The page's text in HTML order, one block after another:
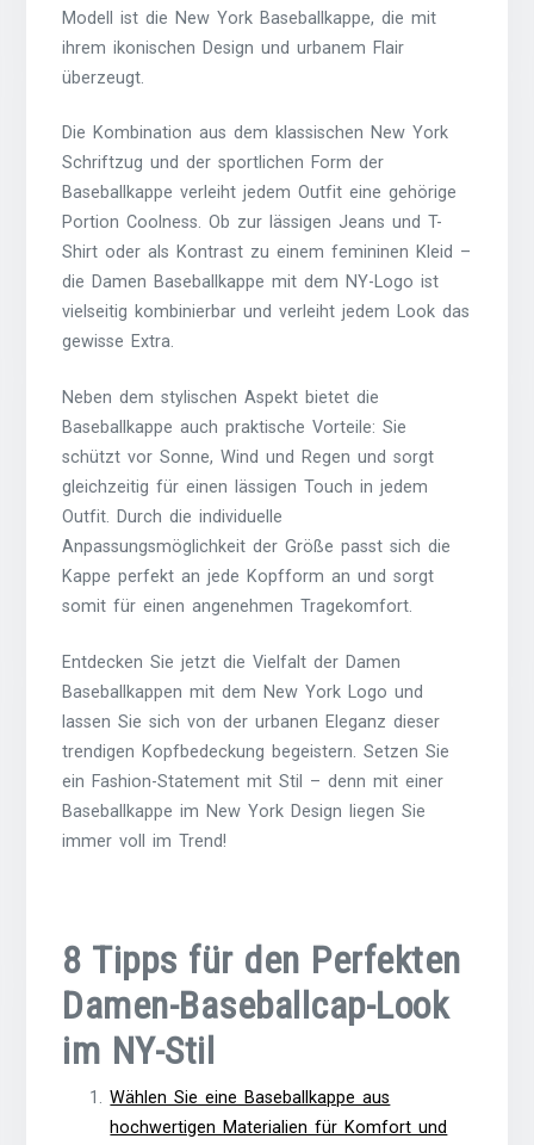
Modell ist die New York Baseballkappe, die mit
ihrem ikonischen Design und urbanem Flair
überzeugt.
Die Kombination aus dem klassischen New York
Schriftzug und der sportlichen Form der
Baseballkappe verleiht jedem Outfit eine gehörige
Portion Coolness. Ob zur lässigen Jeans und T-
Shirt oder als Kontrast zu einem femininen Kleid –
die Damen Baseballkappe mit dem NY-Logo ist
vielseitig kombinierbar und verleiht jedem Look das
gewisse Extra.
Neben dem stylischen Aspekt bietet die
Baseballkappe auch praktische Vorteile: Sie
schützt vor Sonne, Wind und Regen und sorgt
gleichzeitig für einen lässigen Touch in jedem
Outfit. Durch die individuelle
Anpassungsmöglichkeit der Größe passt sich die
Kappe perfekt an jede Kopfform an und sorgt
somit für einen angenehmen Tragekomfort.
Entdecken Sie jetzt die Vielfalt der Damen
Baseballkappen mit dem New York Logo und
lassen Sie sich von der urbanen Eleganz dieser
trendigen Kopfbedeckung begeistern. Setzen Sie
ein Fashion-Statement mit Stil – denn mit einer
Baseballkappe im New York Design liegen Sie
immer voll im Trend!
8 Tipps für den Perfekten
Damen-Baseballcap-Look
im NY-Stil
Wählen Sie eine Baseballkappe aus
hochwertigen Materialien für Komfort und